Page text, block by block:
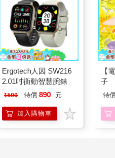
Ergotech人因 SW216
2.01吋衡動智慧腕錶
1590 特價 890 元
加入購物車
【
子
特